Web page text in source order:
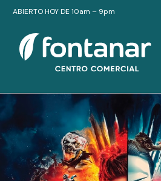
ABIERTO HOY DE 10am – 9pm